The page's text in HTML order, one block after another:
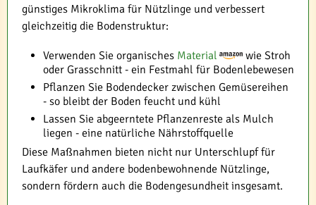
günstiges Mikroklima für Nützlinge und verbessert
gleichzeitig die Bodenstruktur:
Verwenden Sie organisches Material
wie Stroh
oder Grasschnitt - ein Festmahl für Bodenlebewesen
Pflanzen Sie Bodendecker zwischen Gemüsereihen
- so bleibt der Boden feucht und kühl
Lassen Sie abgeerntete Pflanzenreste als Mulch
liegen - eine natürliche Nährstoffquelle
Diese Maßnahmen bieten nicht nur Unterschlupf für
Laufkäfer und andere bodenbewohnende Nützlinge,
sondern fördern auch die Bodengesundheit insgesamt.